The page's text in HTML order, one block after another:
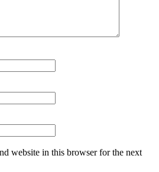
website in this browser for the next